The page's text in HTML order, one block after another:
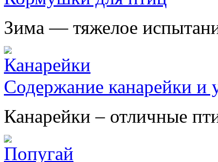
Зима — тяжелое
Содержание канарейки и
Канарейки – отличные